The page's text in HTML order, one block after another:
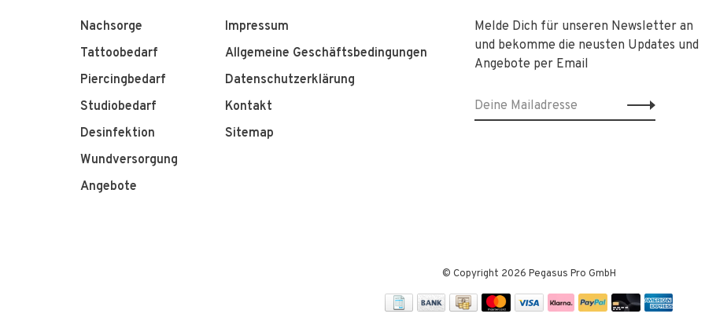
Nachsorge
Tattoobedarf
Piercingbedarf
Studiobedarf
Desinfektion
Wundversorgung
Angebote
Impressum
Allgemeine Geschäftsbedingungen
Datenschutzerklärung
Kontakt
Sitemap
Melde Dich für unseren Newsletter an
und bekomme die neusten Updates und
Angebote per Email
© Copyright 2026 Pegasus Pro GmbH